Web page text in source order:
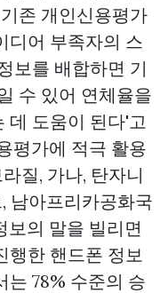
존 개인신용평가
디어 부족자의 스
보를 배합하면 기
수 있어 연체율을
데 도움이 된다'고
평가에 적극 활용
질, 가나, 탄자니
남아프리카공화국
보의 말을 빌리면
행한 핸드폰 정보
는 78% 수준의 승